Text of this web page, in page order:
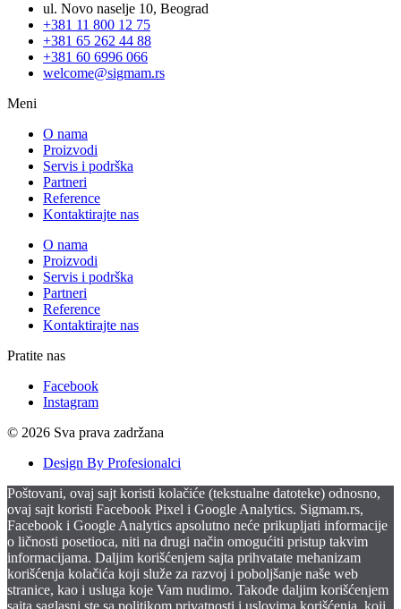
ul. Novo naselje 10, Beograd
+381 11 800 12 75
+381 65 262 44 88
+381 60 6996 066
welcome@sigmam.rs
Meni
O nama
Proizvodi
Servis i podrška
Partneri
Reference
Kontaktirajte nas
O nama
Proizvodi
Servis i podrška
Partneri
Reference
Kontaktirajte nas
Pratite nas
Facebook
Instagram
© 2026 Sva prava zadržana
Design By Profesionalci
Poštovani, ovaj sajt koristi kolačiće (tekstualne datoteke) odnosno,
ovaj sajt koristi Facebook Pixel i Google Analytics. Sigmam.rs,
Facebook i Google Analytics apsolutno neće prikupljati informacije
o ličnosti posetioca, niti na drugi način omogućiti pristup takvim
informacijama. Daljim korišćenjem sajta prihvatate mehanizam
korišćenja kolačića koji služe za razvoj i poboljšanje naše web
stranice, kao i usluga koje Vam nudimo. Takođe daljim korišćenjem